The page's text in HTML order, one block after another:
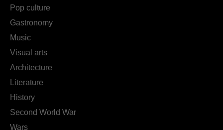
Pop culture
Gastronomy
Music
Visual arts
Architecture
Literature
History
Second World War
Wars